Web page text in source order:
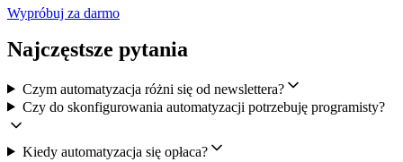
Wypróbuj za darmo
Najczęstsze pytania
Czym automatyzacja różni się od newslettera?
Czy do skonfigurowania automatyzacji potrzebuję programisty?
Kiedy automatyzacja się opłaca?